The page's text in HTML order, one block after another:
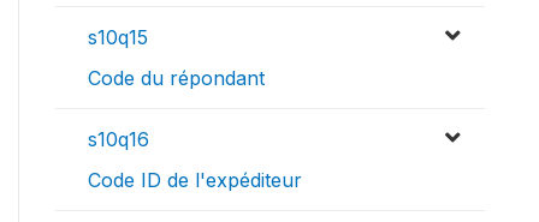
s10q15
Code du répondant
s10q16
Code ID de l'expéditeur